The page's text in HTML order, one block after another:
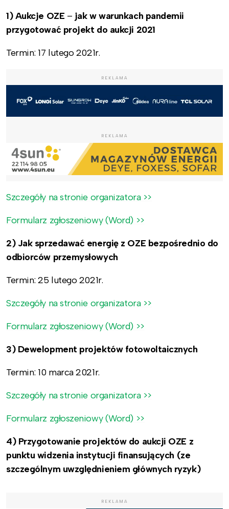
1) Aukcje OZE – jak w warunkach pandemii
przygotować projekt do aukcji 2021
Termin: 17 lutego 2021r.
REKLAMA
REKLAMA
Szczegóły na stronie organizatora >>
Formularz zgłoszeniowy (Word) >>
2) Jak sprzedawać energię z OZE bezpośrednio do
odbiorców przemysłowych
Termin: 25 lutego 2021r.
Szczegóły na stronie organizatora >>
Formularz zgłoszeniowy (Word) >>
3) Dewelopment projektów fotowoltaicznych
Termin: 10 marca 2021r.
Szczegóły na stronie organizatora >>
Formularz zgłoszeniowy (Word) >>
4) Przygotowanie projektów do aukcji OZE z
punktu widzenia instytucji finansujących (ze
szczególnym uwzględnieniem głównych ryzyk)
REKLAMA